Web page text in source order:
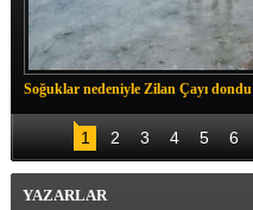
Soğuklar nedeniyle Zilan Çayı dondu
1 2 3 4 5 6
YAZARLAR